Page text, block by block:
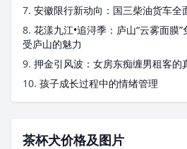
7. 安徽限行新动向：国三柴油货车全
8. 花漾九江•追浔季：庐山“云雾面膜
受庐山的魅力
9. 押金引风波：女房东痴缠男租客的
10. 孩子成长过程中的情绪管理
茶杯犬价格及图片